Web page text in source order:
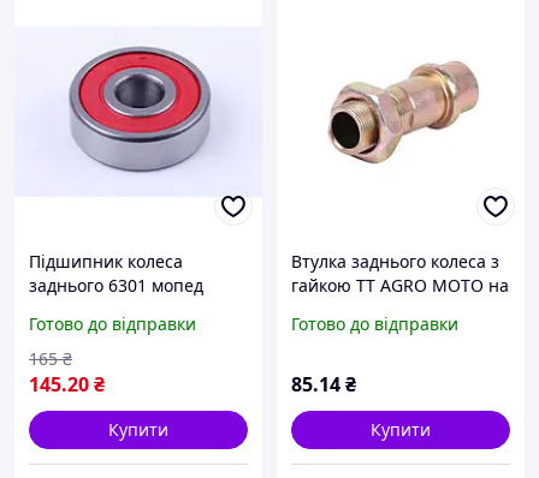
Підшипник колеса
заднього 6301 мопед
Готово до відправки
145.20₴
165 ₴
Купити
Втулка заднього колеса з
гайкою TT AGRO MOTO на
Готово до відправки
85.14₴
Купити